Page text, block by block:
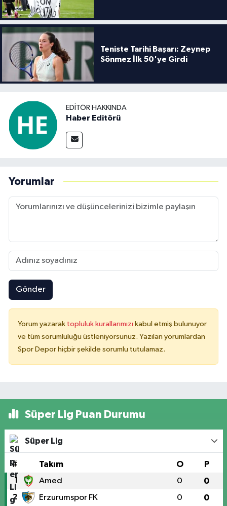
Teniste Tarihi Başarı: Zeynep
Sönmez İlk 50'ye Girdi
EDITÖR HAKKINDA
Haber Editörü
Yorumlar
Gönder
Yorum yazarak topluluk kurallarımızı kabul etmiş bulunuyor
ve tüm sorumluluğu üstleniyorsunuz. Yazılan yorumlardan
Spor Depor hiçbir şekilde sorumlu tutulamaz.
Süper Lig Puan Durumu
Süper Lig
# Takım O P
1 Amed 0 0
2 Erzurumspor FK 0 0